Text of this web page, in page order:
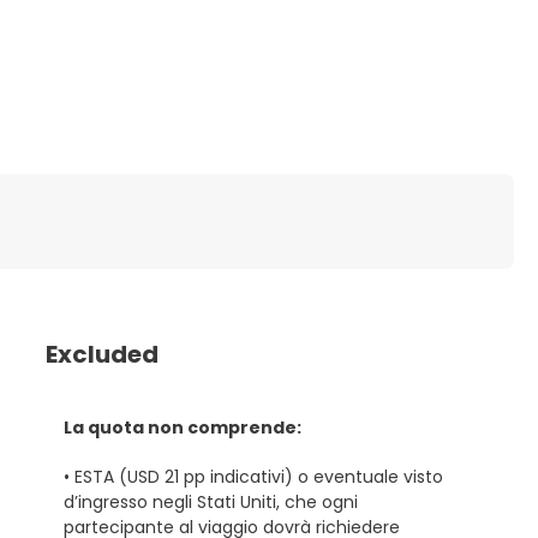
Excluded
La quota non comprende:
• ESTA (USD 21 pp indicativi) o eventuale visto
d’ingresso negli Stati Uniti, che ogni
partecipante al viaggio dovrà richiedere